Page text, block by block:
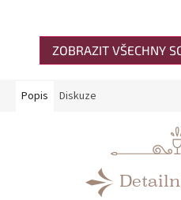
ZOBRAZIT VŠECHNY
Popis Diskuze